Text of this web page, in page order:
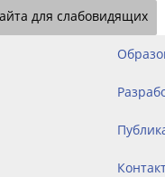
для слабовидящих